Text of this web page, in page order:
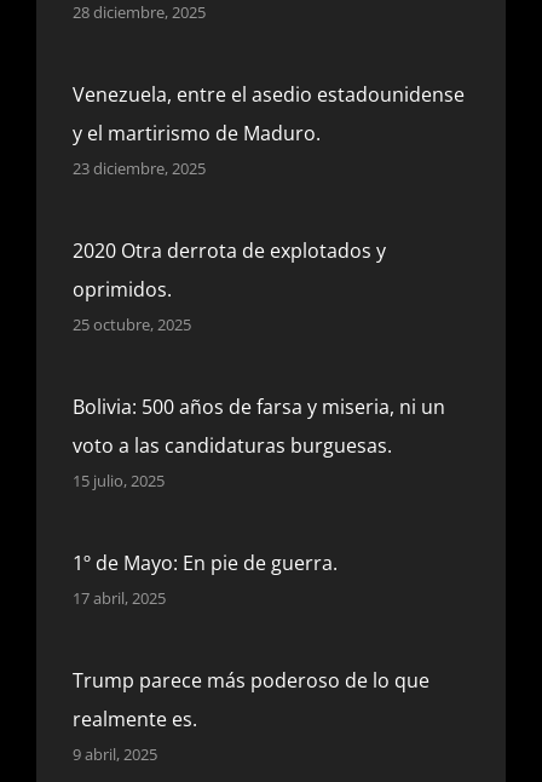
28 diciembre, 2025
Venezuela, entre el asedio estadounidense
y el martirismo de Maduro.
23 diciembre, 2025
2020 Otra derrota de explotados y
oprimidos.
25 octubre, 2025
Bolivia: 500 años de farsa y miseria, ni un
voto a las candidaturas burguesas.
15 julio, 2025
1º de Mayo: En pie de guerra.
17 abril, 2025
Trump parece más poderoso de lo que
realmente es.
9 abril, 2025